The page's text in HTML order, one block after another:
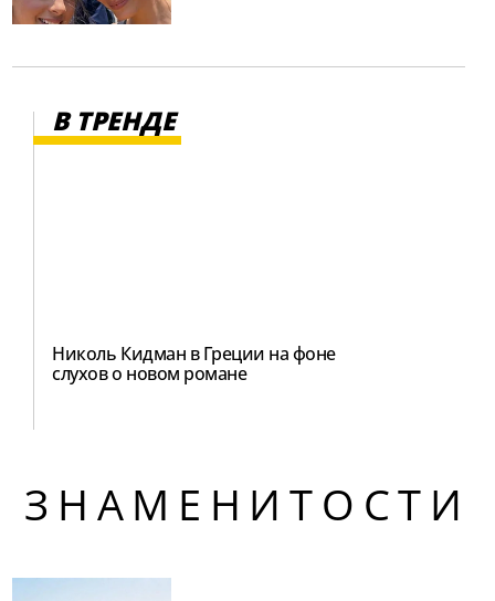
В ТРЕНДЕ
Николь Кидман в Греции на фоне
слухов о новом романе
ЗНАМЕНИТОСТИ